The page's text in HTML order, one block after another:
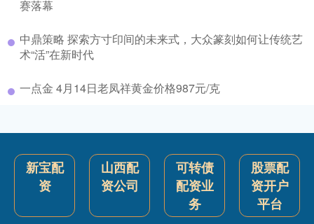
赛落幕
中鼎策略 探索方寸印间的未来式，大众篆刻如何让传统艺
术“活”在新时代
一点金 4月14日老凤祥黄金价格987元/克
新宝配
资
山西配
资公司
可转债
配资业
务
股票配
资开户
平台